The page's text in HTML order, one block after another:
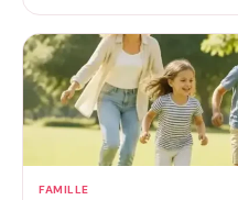
FAMILLE